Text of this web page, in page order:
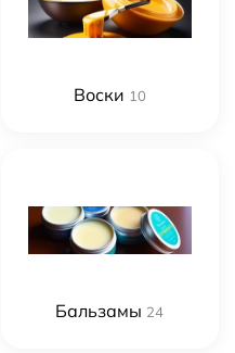
Воски 10
Бальзамы 24